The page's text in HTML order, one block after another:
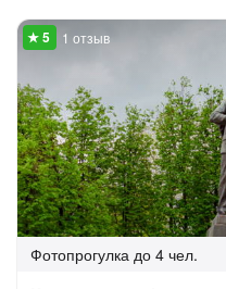
1 отзыв
Фотопрогулка до 4 чел.